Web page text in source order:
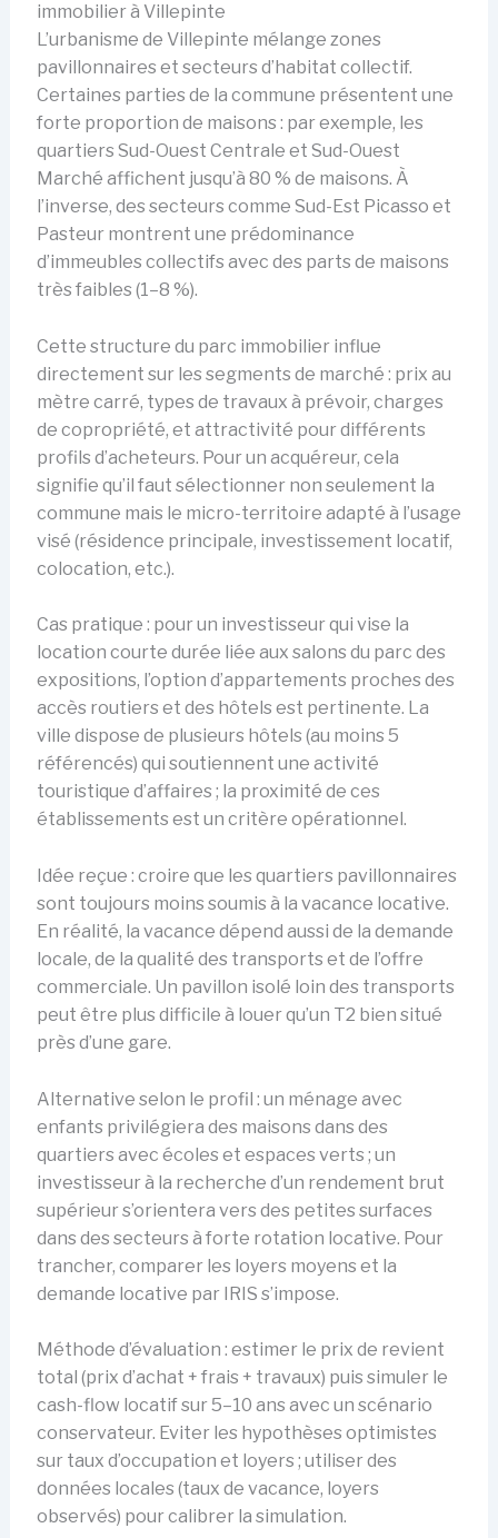
immobilier à Villepinte
L’urbanisme de Villepinte mélange zones
pavillonnaires et secteurs d’habitat collectif.
Certaines parties de la commune présentent une
forte proportion de maisons : par exemple, les
quartiers Sud-Ouest Centrale et Sud-Ouest
Marché affichent jusqu’à 80 % de maisons. À
l’inverse, des secteurs comme Sud-Est Picasso et
Pasteur montrent une prédominance
d’immeubles collectifs avec des parts de maisons
très faibles (1–8 %).
Cette structure du parc immobilier influe
directement sur les segments de marché : prix au
mètre carré, types de travaux à prévoir, charges
de copropriété, et attractivité pour différents
profils d’acheteurs. Pour un acquéreur, cela
signifie qu’il faut sélectionner non seulement la
commune mais le micro-territoire adapté à l’usage
visé (résidence principale, investissement locatif,
colocation, etc.).
Cas pratique : pour un investisseur qui vise la
location courte durée liée aux salons du parc des
expositions, l’option d’appartements proches des
accès routiers et des hôtels est pertinente. La
ville dispose de plusieurs hôtels (au moins 5
référencés) qui soutiennent une activité
touristique d’affaires ; la proximité de ces
établissements est un critère opérationnel.
Idée reçue : croire que les quartiers pavillonnaires
sont toujours moins soumis à la vacance locative.
En réalité, la vacance dépend aussi de la demande
locale, de la qualité des transports et de l’offre
commerciale. Un pavillon isolé loin des transports
peut être plus difficile à louer qu’un T2 bien situé
près d’une gare.
Alternative selon le profil : un ménage avec
enfants privilégiera des maisons dans des
quartiers avec écoles et espaces verts ; un
investisseur à la recherche d’un rendement brut
supérieur s’orientera vers des petites surfaces
dans des secteurs à forte rotation locative. Pour
trancher, comparer les loyers moyens et la
demande locative par IRIS s’impose.
Méthode d’évaluation : estimer le prix de revient
total (prix d’achat + frais + travaux) puis simuler le
cash-flow locatif sur 5–10 ans avec un scénario
conservateur. Eviter les hypothèses optimistes
sur taux d’occupation et loyers ; utiliser des
données locales (taux de vacance, loyers
observés) pour calibrer la simulation.